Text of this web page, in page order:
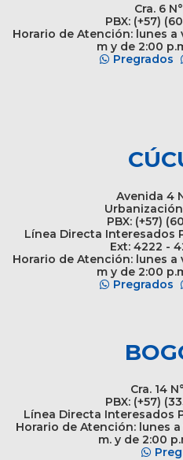
Cra. 6
PBX: (+57)
Horario de Atención: lunes a
m y de 2:00
Pregrados
Avenida 4
PBX: (+57)
Línea Directa Interesados
Ext: 4222 -
Horario de Atención: lunes a
m y de 2:00
Pregrados
Cra. 14
PBX: (+57)
Línea Directa Interesados
Horario de Atención: lunes
m. y de 2:00